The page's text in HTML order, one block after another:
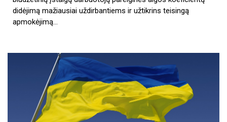
didėjimą mažiausiai uždirbantiems ir užtikrins teisingą
apmokėjimą…